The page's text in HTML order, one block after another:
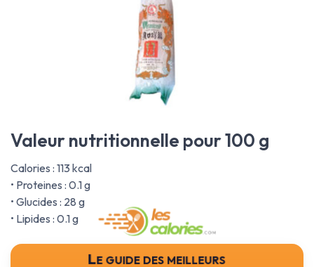
Valeur nutritionnelle pour 100 g
Calories : 113 kcal
• Proteines : 0.1 g
• Glucides : 28 g
• Lipides : 0.1 g
Le guide des meilleurs